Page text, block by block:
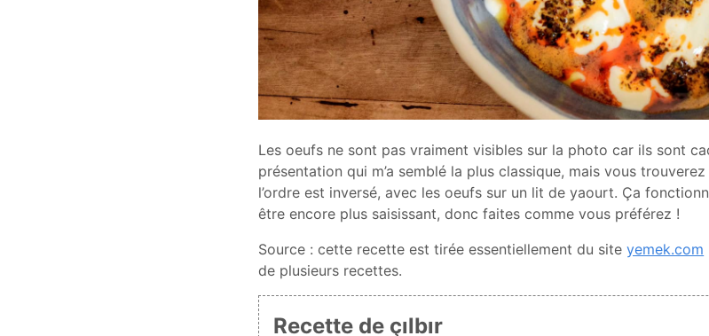
Les oeufs ne sont pas vraiment visibles sur la photo car ils sont
présentation qui m’a semblé la plus classique, mais vous
l’ordre est inversé, avec les oeufs sur un lit de yaourt. Ça
être encore plus saisissant, donc faites comme vous préférez !
Source : cette recette est tirée essentiellement du siteyemek.com
de plusieurs recettes.
Recette de çılbır